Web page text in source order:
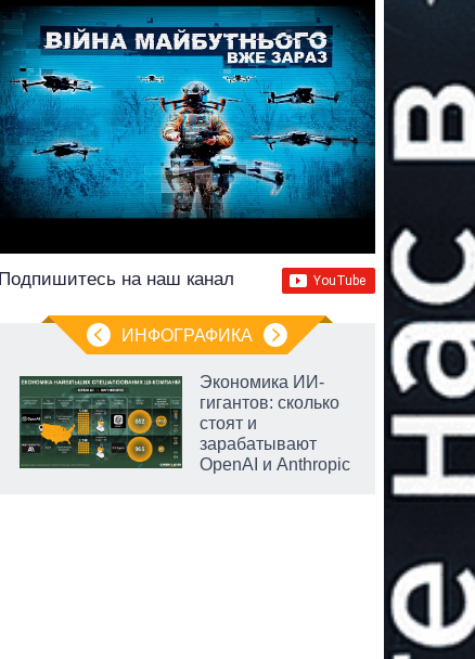
Подпишитесь на наш канал
ИНФОГРАФИКА
Экономика ИИ-
гигантов: сколько
стоят и
зарабатывают
OpenAI и Anthropic